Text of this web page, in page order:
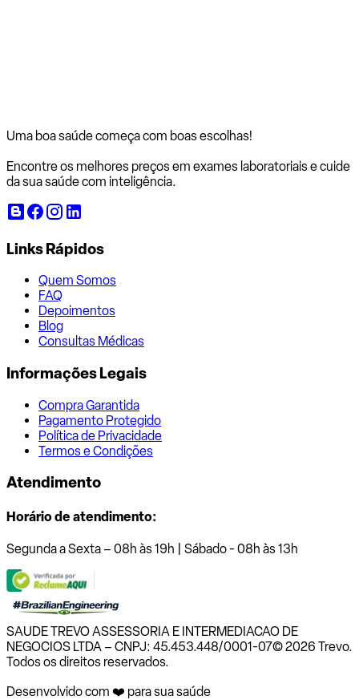
Uma boa saúde começa com boas escolhas!
Encontre os melhores preços em exames laboratoriais e cuide
da sua saúde com inteligência.
Links Rápidos
Quem Somos
FAQ
Depoimentos
Blog
Consultas Médicas
Informações Legais
Compra Garantida
Pagamento Protegido
Política de Privacidade
Termos e Condições
Atendimento
Horário de atendimento:
Segunda a Sexta – 08h às 19h | Sábado - 08h às 13h
SAUDE TREVO ASSESSORIA E INTERMEDIACAO DE
NEGOCIOS LTDA – CNPJ: 45.453.448/0001-07© 2026 Trevo.
Todos os direitos reservados.
Desenvolvido com ❤️ para sua saúde